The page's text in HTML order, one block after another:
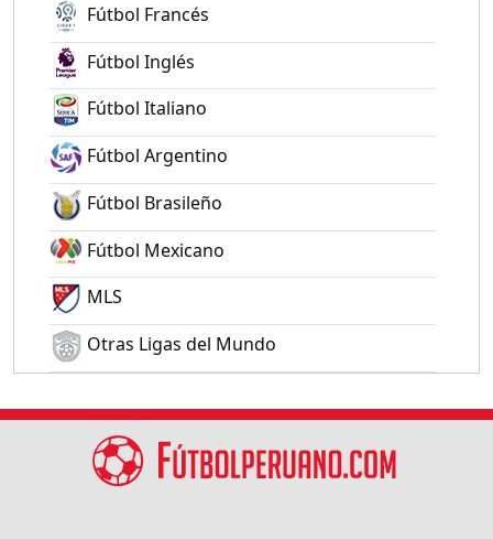
Fútbol Francés
Fútbol Inglés
Fútbol Italiano
Fútbol Argentino
Fútbol Brasileño
Fútbol Mexicano
MLS
Otras Ligas del Mundo